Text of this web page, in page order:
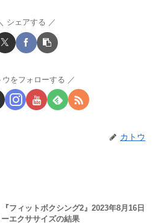
シェアする
ウをフォローする
カトウ
『フィットボクシング2』2023年8月16日
エクササイズの結果